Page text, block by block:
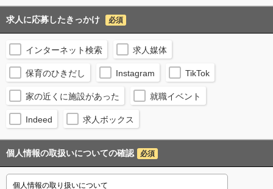
求人に応募したきっかけ 必須
インターネット検索 求人媒体
保育のひきだし Instagram TikTok
家の近くに施設があった 就職イベント
Indeed 求人ボックス
個人情報の取扱いについての確認 必須